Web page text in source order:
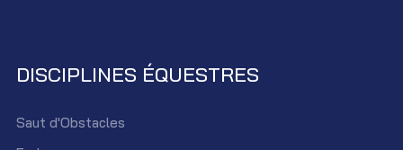
DISCIPLINES ÉQUESTRES
Saut d'Obstacles